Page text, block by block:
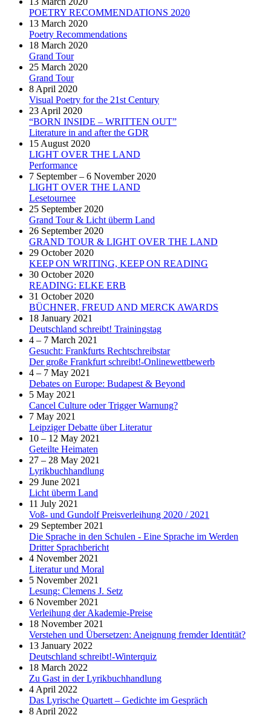
POETRY RECOMMENDATIONS 2020
13 March 2020
Poetry Recommendations
18 March 2020
Grand Tour
25 March 2020
Grand Tour
8 April 2020
Visual Poetry for the 21st Century
23 April 2020
“BORN INSIDE – WRITTEN OUT”
Literature in and after the GDR
15 August 2020
LIGHT OVER THE LAND
Performance
7 September – 6 November 2020
LIGHT OVER THE LAND
Lesetournee
25 September 2020
Grand Tour & Licht überm Land
26 September 2020
GRAND TOUR & LIGHT OVER THE LAND
29 October 2020
KEEP ON WRITING, KEEP ON READING
30 October 2020
READING: ELKE ERB
31 October 2020
BÜCHNER, FREUD AND MERCK AWARDS
18 January 2021
Deutschland schreibt! Trainingstag
4 – 7 March 2021
Gesucht: Frankfurts Rechtschreibstar
Der große Frankfurt schreibt!-Onlinewettbewerb
4 – 7 May 2021
Debates on Europe: Budapest & Beyond
5 May 2021
Cancel Culture oder Trigger Warnung?
7 May 2021
Leipziger Debatte über Literatur
10 – 12 May 2021
Geteilte Heimaten
27 – 28 May 2021
Lyrikbuchhandlung
29 June 2021
Licht überm Land
11 July 2021
Voß- und Gundolf Preisverleihung 2020 / 2021
29 September 2021
Die Sprache in den Schulen - Eine Sprache im Werden
Dritter Sprachbericht
4 November 2021
Literatur und Moral
5 November 2021
Lesung: Clemens J. Setz
6 November 2021
Verleihung der Akademie-Preise
18 November 2021
Verstehen und Übersetzen: Aneignung fremder Identität?
13 January 2022
Deutschland schreibt!-Winterquiz
18 March 2022
Zu Gast in der Lyrikbuchhandlung
4 April 2022
Das Lyrische Quartett – Gedichte im Gespräch
8 April 2022